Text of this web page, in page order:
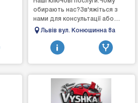
обирають нас?Зв'яжіться з
нами для консультації або
запису:Зробіть крок до
GBO Station!Адре...
Львів вул. Конюшинна 8а